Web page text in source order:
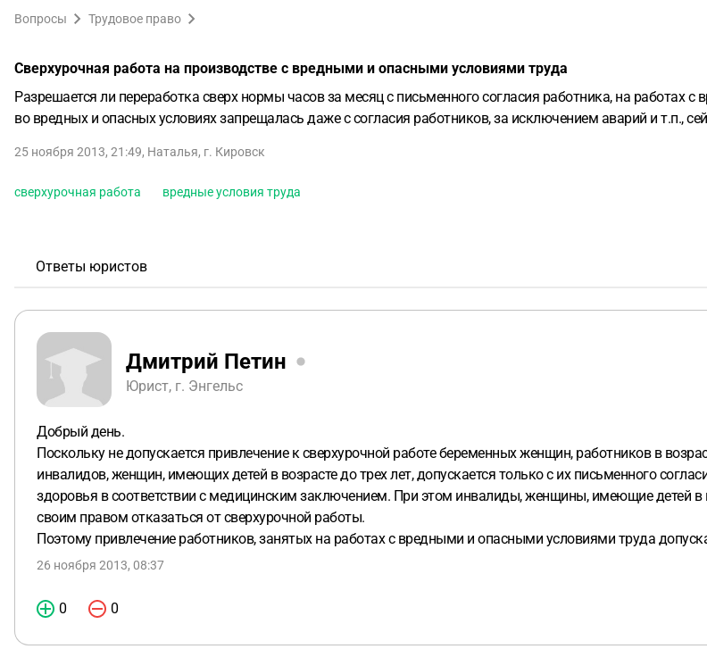
Вопросы Трудовое право
Сверхурочная работа на производстве с вредными и опасными условиями труда
Разрешается ли переработка сверх нормы часов за месяц с письменного согласия работника, на
во вредных и опасных условиях запрещалась даже с согласия работников, за исключением аварий и т.п.,
25 ноября 2013, 21:49, Наталья, г. Кировск
сверхурочная работа вредные условия труда
Ответы юристов
Дмитрий Петин
Юрист, г. Энгельс
Добрый день.
Поскольку не допускается привлечение к сверхурочной работе беременных женщин, работников в
инвалидов, женщин, имеющих детей в возрасте до трех лет, допускается только с их письменного
здоровья в соответствии с медицинским заключением. При этом инвалиды, женщины, имеющие детей в
своим правом отказаться от сверхурочной работы.
Поэтому привлечение работников, занятых на работах с вредными и опасными условиями труда
26 ноября 2013, 08:37
0 0